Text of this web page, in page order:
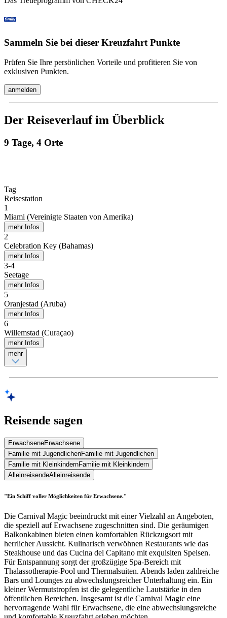
Sammeln Sie bei dieser Kreuzfahrt Punkte
Prüfen Sie Ihre persönlichen Vorteile und profitieren Sie von
exklusiven Punkten.
anmelden
Der Reiseverlauf im Überblick
9 Tage, 4 Orte
Tag
Reisestation
1
Miami (Vereinigte Staaten von Amerika)
mehr Infos
2
Celebration Key (Bahamas)
mehr Infos
3-4
Seetage
mehr Infos
5
Oranjestad (Aruba)
mehr Infos
6
Willemstad (Curaçao)
mehr Infos
mehr
Reisende sagen
ErwachseneErwachsene
Familie mit JugendlichenFamilie mit Jugendlichen
Familie mit KleinkindernFamilie mit Kleinkindern
AlleinreisendeAlleinreisende
"Ein Schiff voller Möglichkeiten für Erwachsene."
Die Carnival Magic beeindruckt mit einer Vielzahl an Angeboten,
die speziell auf Erwachsene zugeschnitten sind. Die geräumigen
Balkonkabinen bieten einen komfortablen Rückzugsort mit
herrlicher Aussicht. Kulinarisch verwöhnen Restaurants wie das
Steakhouse und das Cucina del Capitano mit exquisiten Speisen.
Für Entspannung sorgt der großzügige Spa-Bereich mit
Thalassotherapie-Pool und Thermalsuiten. Abends laden zahlreiche
Bars und Lounges zu abwechslungsreicher Unterhaltung ein. Ein
kleiner Wermutstropfen ist die gelegentliche Lautstärke in den
öffentlichen Bereichen. Insgesamt ist die Carnival Magic eine
hervorragende Wahl für Erwachsene, die eine abwechslungsreiche